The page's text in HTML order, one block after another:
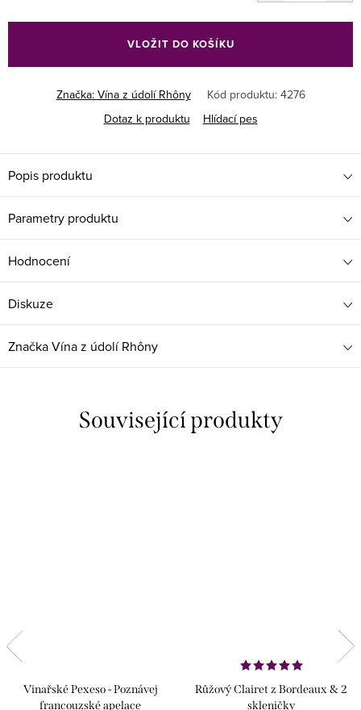
cena:
VLOŽIT DO KOŠÍKU
Značka: Vína z údolí Rhôny Kód produktu: 4276
Dotaz k produktu
Hlídací pes
Popis produktu
Parametry produktu
Hodnocení
Diskuze
ZnačkaVína z údolí Rhôny
Související produkty
Vinařské Pexeso - Poznávej
francouzské apelace
Růžový Clairet z Bordeaux & 2
skleničky